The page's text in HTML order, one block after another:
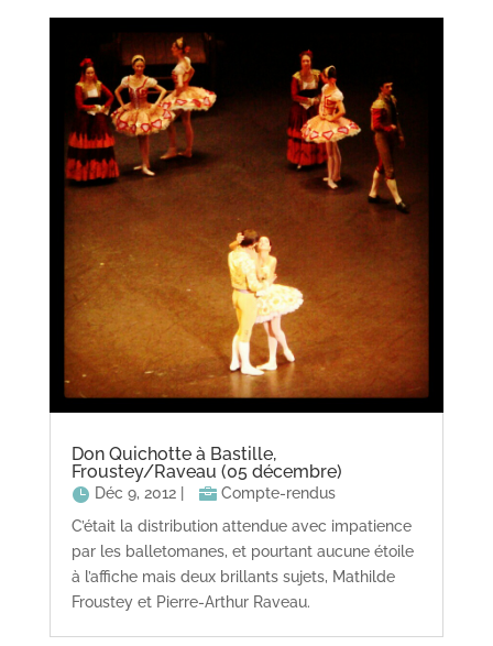
Don Quichotte à Bastille,
Froustey/Raveau (05 décembre)
Déc 9, 2012|
Compte-rendus
C’était la distribution attendue avec impatience
par les balletomanes, et pourtant aucune étoile
à l’affiche mais deux brillants sujets, Mathilde
Froustey et Pierre-Arthur Raveau.